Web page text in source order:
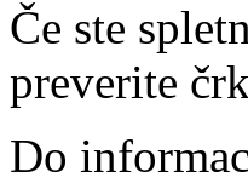
Če ste
preverite
Do